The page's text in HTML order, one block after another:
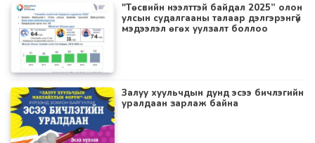
"Төсвийн нээлттэй байдал 2025” олон
улсын судалгааны талаар дэлгэрэнгүй
мэдээлэл өгөх уулзалт боллоо
Залуу хуульчдын дунд эсээ бичлэгийн
уралдаан зарлаж байна